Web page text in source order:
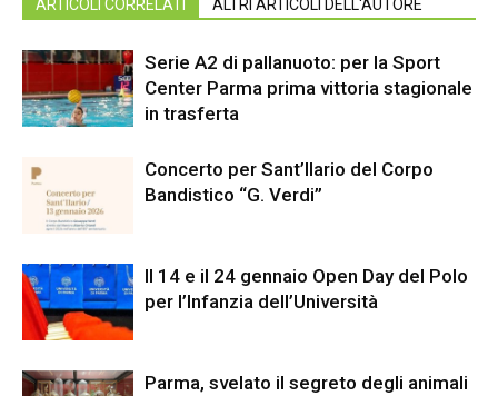
ARTICOLI CORRELATI ALTRI ARTICOLI DELL'AUTORE
Serie A2 di pallanuoto: per la Sport
Center Parma prima vittoria stagionale
in trasferta
Concerto per Sant’Ilario del Corpo
Bandistico “G. Verdi”
Il 14 e il 24 gennaio Open Day del Polo
per l’Infanzia dell’Università
Parma, svelato il segreto degli animali